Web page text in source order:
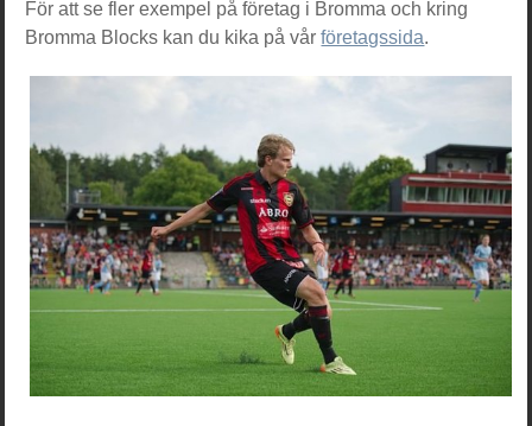
För att se fler exempel på företag i Bromma och kring
Bromma Blocks kan du kika på vårföretagssida.